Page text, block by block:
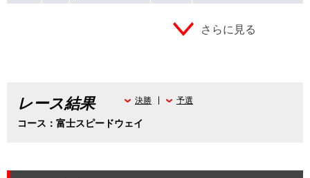
さらに見る
レース結果
コース：富士スピードウェイ
決勝 予選